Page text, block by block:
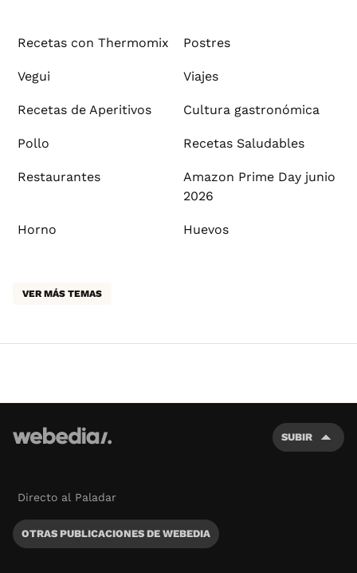
Recetas con Thermomix Postres
Vegui Viajes
Recetas de Aperitivos Cultura gastronómica
Pollo Recetas Saludables
Restaurantes
Amazon Prime Day junio
2026
Horno Huevos
VER MÁS TEMAS
SUBIR
Directo al Paladar
OTRAS PUBLICACIONES DE WEBEDIA